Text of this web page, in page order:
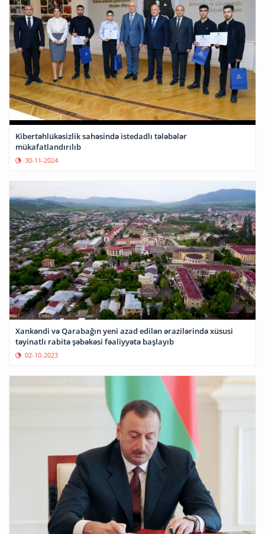
Kibertəhlükəsizlik sahəsində istedadlı tələbələr
mükafatlandırılıb
30-11-2024
Xankəndi və Qarabağın yeni azad edilən ərazilərində xüsusi
təyinatlı rabitə şəbəkəsi fəaliyyətə başlayıb
02-10-2023